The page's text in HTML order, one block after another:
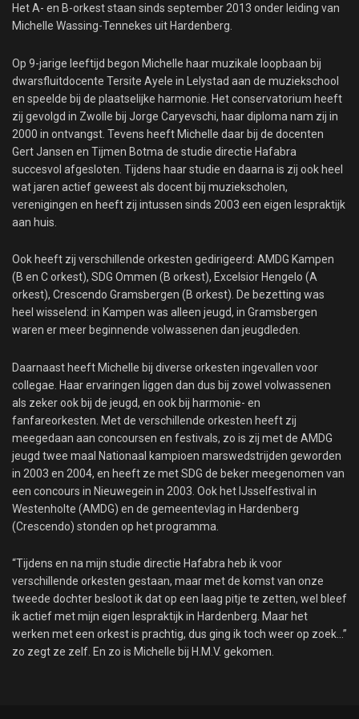
Het A- en B-orkest staan sinds september 2013 onder leiding van
Michelle Wassing-Tennekes uit Hardenberg.
Op 9-jarige leeftijd begon Michelle haar muzikale loopbaan bij
dwarsfluitdocente Tersite Ayele in Lelystad aan de muziekschool
en speelde bij de plaatselijke harmonie. Het conservatorium heeft
zij gevolgd in Zwolle bij Jorge Caryevschi, haar diploma nam zij in
2000 in ontvangst. Tevens heeft Michelle daar bij de docenten
Gert Jansen en Tijmen Botma de studie directie Hafabra
succesvol afgesloten. Tijdens haar studie en daarna is zij ook heel
wat jaren actief geweest als docent bij muziekscholen,
verenigingen en heeft zij intussen sinds 2003 een eigen lespraktijk
aan huis.
Ook heeft zij verschillende orkesten gedirigeerd: AMDG Kampen
(B en C orkest), SDG Ommen (B orkest), Excelsior Hengelo (A
orkest), Crescendo Gramsbergen (B orkest). De bezetting was
heel wisselend: in Kampen was alleen jeugd, in Gramsbergen
waren er meer beginnende volwassenen dan jeugdleden.
Daarnaast heeft Michelle bij diverse orkesten ingevallen voor
collegae. Haar ervaringen liggen dan dus bij zowel volwassenen
als zeker ook bij de jeugd, en ook bij harmonie- en
fanfareorkesten. Met de verschillende orkesten heeft zij
meegedaan aan concoursen en festivals, zo is zij met de AMDG
jeugd twee maal Nationaal kampioen marswedstrijden geworden
in 2003 en 2004, en heeft ze met SDG de beker meegenomen van
een concours in Nieuwegein in 2003. Ook het IJsselfestival in
Westenholte (AMDG) en de gemeentevlag in Hardenberg
(Crescendo) stonden op het programma.
“Tijdens en na mijn studie directie Hafabra heb ik voor
verschillende orkesten gestaan, maar met de komst van onze
tweede dochter besloot ik dat op een laag pitje te zetten, wel bleef
ik actief met mijn eigen lespraktijk in Hardenberg. Maar het
werken met een orkest is prachtig, dus ging ik toch weer op zoek…”
zo zegt ze zelf. En zo is Michelle bij H.M.V. gekomen.